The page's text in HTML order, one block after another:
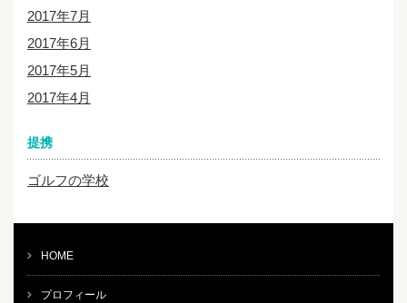
2017年7月
2017年6月
2017年5月
2017年4月
提携
ゴルフの学校
HOME
プロフィール